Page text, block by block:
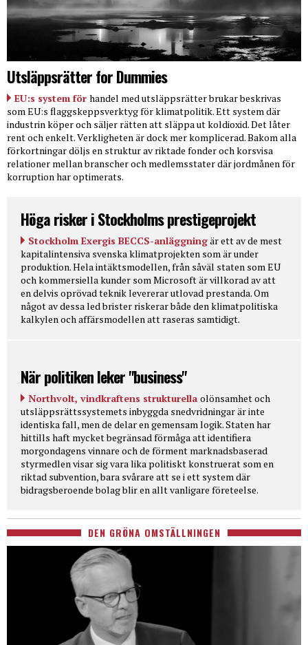
Utsläppsrätter for Dummies
EU:s system för handel med utsläppsrätter brukar beskrivas
som EU:s flaggskeppsverktyg för klimatpolitik. Ett system där
industrin köper och säljer rätten att släppa ut koldioxid. Det låter
rent och enkelt. Verkligheten är dock mer komplicerad. Bakom alla
förkortningar döljs en struktur av riktade fonder och korsvisa
relationer mellan branscher och medlemsstater där jordmånen för
korruption har optimerats.
Höga risker i Stockholms prestigeprojekt
Stockholm Exergis BECCS-anläggningär ett av de mest
kapitalintensiva svenska klimatprojekten som är under
produktion. Hela intäktsmodellen, från såväl staten som EU
och kommersiella kunder som Microsoft är villkorad av att
en delvis oprövad teknik levererar utlovad prestanda. Om
något av dessa led brister riskerar både den klimatpolitiska
kalkylen och affärsmodellen att raseras samtidigt.
När politiken leker "business"
Northvolt, vindkraftens strukturella olönsamhet och
utsläppsrättssystemets inbyggda snedvridningar är inte
identiska fall, men de delar en gemensam logik. Staten har
hittills haft mycket begränsad förmåga att identifiera
morgondagens vinnare och de förment marknadsbaserad
styrmedlen visar sig vara lika politiskt konstruerat som en
riktad subvention, bara svårare att se i ett system där
bidragsberoende bolag blir en allt vanligare företeelse.
DEN GRÖNA OMSTÄLLNINGEN